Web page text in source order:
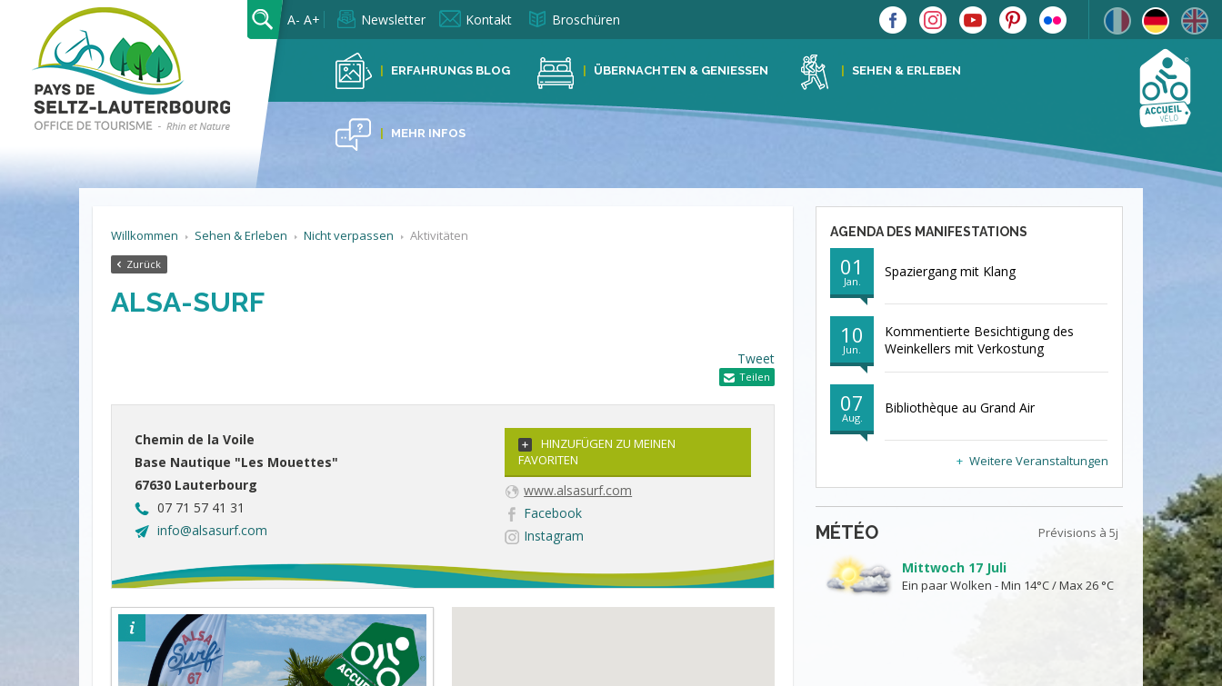
OK
A- A+ Newsletter Kontakt Broschüren
ERFAHRUNGS BLOG ÜBERNACHTEN & GENIESSEN SEHEN & ERLEBEN
MEHR INFOS
Willkommen Sehen & Erleben Nicht verpassen Aktivitäten
Zurück
ALSA-SURF
Tweet
Teilen
Chemin de la Voile
Base Nautique "Les Mouettes"
67630 Lauterbourg
07 71 57 41 31
info@alsasurf.com
HINZUFÜGEN ZU MEINEN
FAVORITEN
www.alsasurf.com
Facebook
Instagram
©otpsl
AGENDA DES MANIFESTATIONS
01
Jan.
Spaziergang mit Klang
10
Jun.
Kommentierte Besichtigung des
Weinkellers mit Verkostung
07
Aug.
Bibliothèque au Grand Air
Weitere Veranstaltungen
MÉTÉO Prévisions à 5j
Mittwoch 17 Juli
Ein paar Wolken - Min 14°C / Max 26 °C